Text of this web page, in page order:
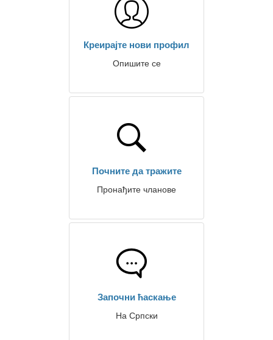
Креирајте нови профил
Опишите се
Почните да тражите
Пронађите чланове
Започни ћаскање
На Српски